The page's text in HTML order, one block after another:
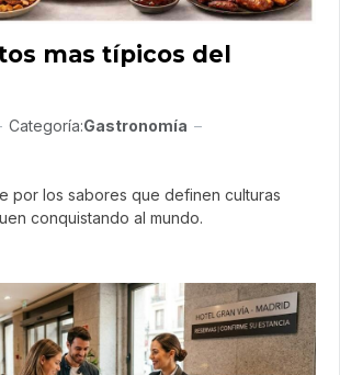
mas típicos del
Categoría:Gastronomía
por los sabores que definen culturas
conquistando al mundo.